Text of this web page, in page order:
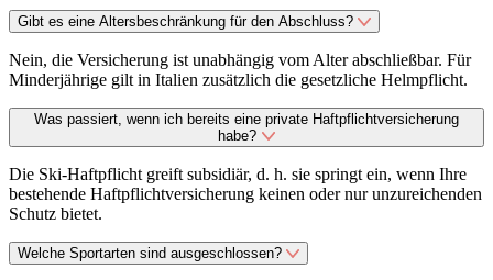
Gibt es eine Altersbeschränkung für den Abschluss?
Nein, die Versicherung ist unabhängig vom Alter abschließbar. Für
Minderjährige gilt in Italien zusätzlich die gesetzliche Helmpflicht.
Was passiert, wenn ich bereits eine private Haftpflichtversicherung
habe?
Die Ski-Haftpflicht greift subsidiär, d. h. sie springt ein, wenn Ihre
bestehende Haftpflichtversicherung keinen oder nur unzureichenden
Schutz bietet.
Welche Sportarten sind ausgeschlossen?